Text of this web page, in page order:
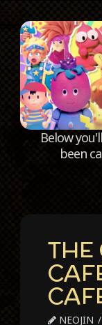
Below
been
THE
NEOJIN